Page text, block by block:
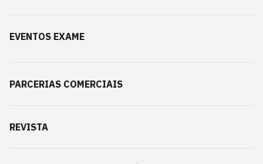
EVENTOS EXAME
PARCERIAS COMERCIAIS
REVISTA